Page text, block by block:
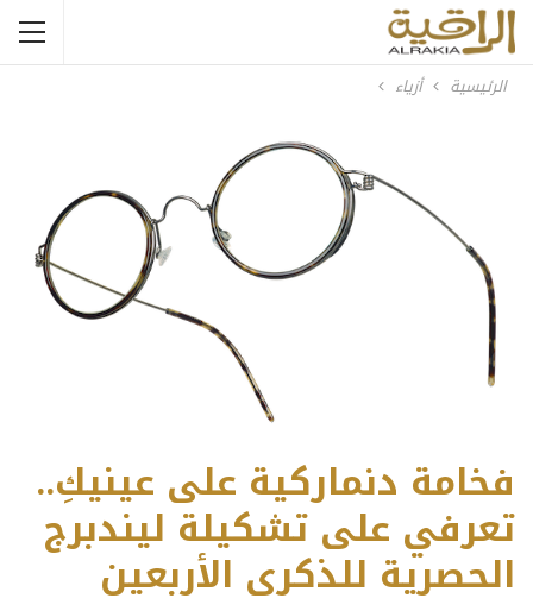
الرئيسية أزياء
فخامة دنماركية على عينيكِ..
تعرفي على تشكيلة ليندبرج
الحصرية للذكرى الأربعين